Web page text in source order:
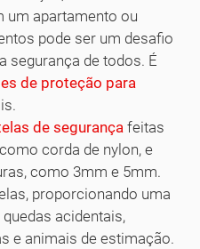
um apartamento ou
pode ser um desafio
segurança de todos. É
de proteção para
de segurançafeitas
corda de nylon, e
como 3mm e 5mm.
proporcionando uma
acidentais,
e animais de estimação.